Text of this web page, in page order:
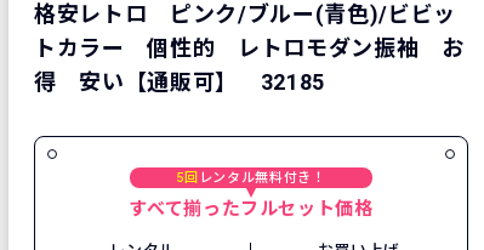
格安レトロ ピンク/ブルー(青色)/ビビッ
トカラー 個性的 レトロモダン振袖 お
得 安い【通販可】 32185
5回 レンタル無料付き！
すべて揃ったフルセット価格